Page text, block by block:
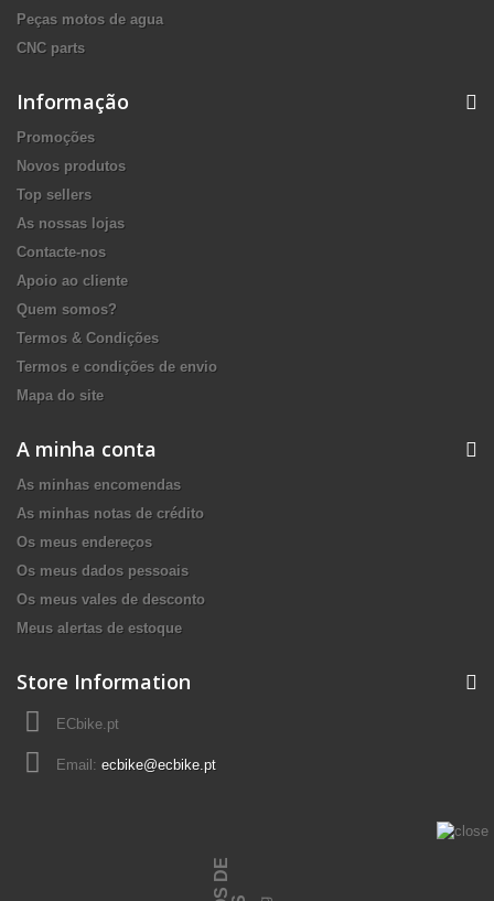
Peças motos de agua
CNC parts
Informação
Promoções
Novos produtos
Top sellers
As nossas lojas
Contacte-nos
Apoio ao cliente
Quem somos?
Termos & Condições
Termos e condições de envio
Mapa do site
A minha conta
As minhas encomendas
As minhas notas de crédito
Os meus endereços
Os meus dados pessoais
Os meus vales de desconto
Meus alertas de estoque
Store Information
ECbike.pt
Email: ecbike@ecbike.pt